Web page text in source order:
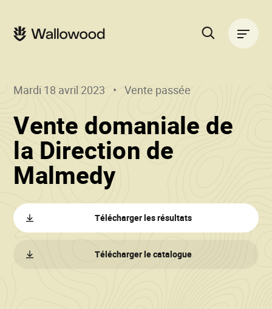
contenu
navigation
principale
Vente domaniale de
la Direction de
Malmedy()•
Wallowood
Mardi 18 avril 2023 Vente passée
Télécharger les résultats
Télécharger le catalogue
principale